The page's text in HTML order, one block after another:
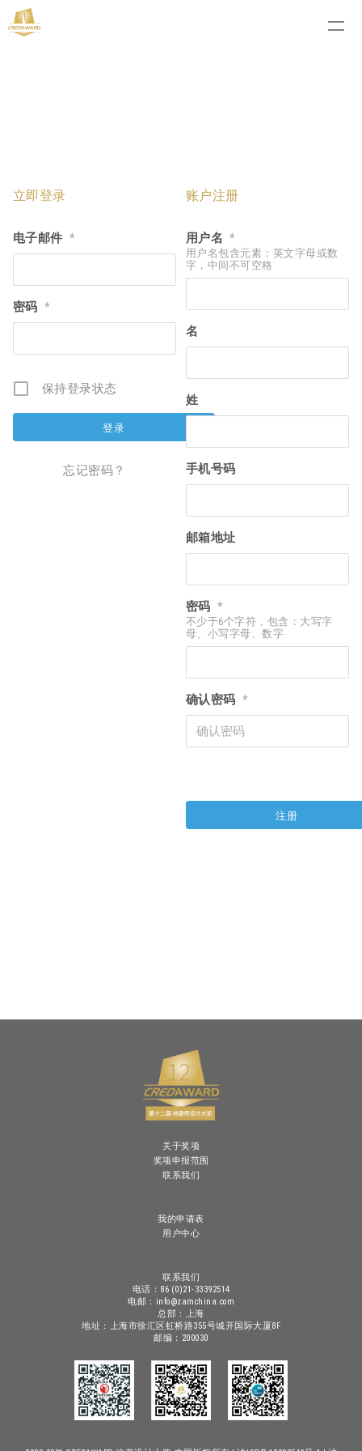
立即登录
电子邮件 *
密码 *
保持登录状态
忘记密码？
账户注册
用户名 *
用户名包含元素：英文字母或数
字，中间不可空格
名
姓
手机号码
邮箱地址
密码 *
不少于6个字符，包含：大写字
母、小写字母、数字
确认密码 *
关于奖项
奖项申报范围
联系我们
我的申请表
用户中心
联系我们
电话：86 (0)21-33392514
电邮：info@zamchina.com
总部：上海
地址：上海市徐汇区虹桥路355号城开国际大厦8F
邮编：200030